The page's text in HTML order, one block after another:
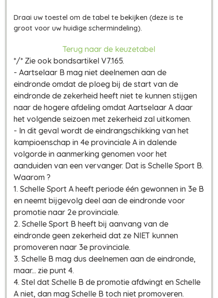
Terug naar de keuzetabel
*/* Zie ook bondsartikel V7.165.
- Aartselaar B mag niet deelnemen aan de
eindronde omdat de ploeg bij de start van de
eindronde de zekerheid heeft niet te kunnen stijgen
naar de hogere afdeling omdat Aartselaar A daar
het volgende seizoen met zekerheid zal uitkomen.
- In dit geval wordt de eindrangschikking van het
kampioenschap in 4e provinciale A in dalende
volgorde in aanmerking genomen voor het
aanduiden van een vervanger. Dat is Schelle Sport B.
Waarom ?
1. Schelle Sport A heeft periode één gewonnen in 3e B
en neemt bijgevolg deel aan de eindronde voor
promotie naar 2e provinciale.
2. Schelle Sport B heeft bij aanvang van de
eindronde geen zekerheid dat ze NIET kunnen
promoveren naar 3e provinciale.
3. Schelle B mag dus deelnemen aan de eindronde,
maar... zie punt 4.
4. Stel dat Schelle B de promotie afdwingt en Schelle
A niet, dan mag Schelle B toch niet promoveren.